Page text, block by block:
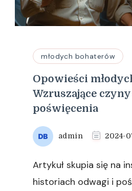
młodych bohaterów
Opowieści
Wzruszające
poświęcenia
admin 2024-
Artykuł skupia się na
historiach odwagi i